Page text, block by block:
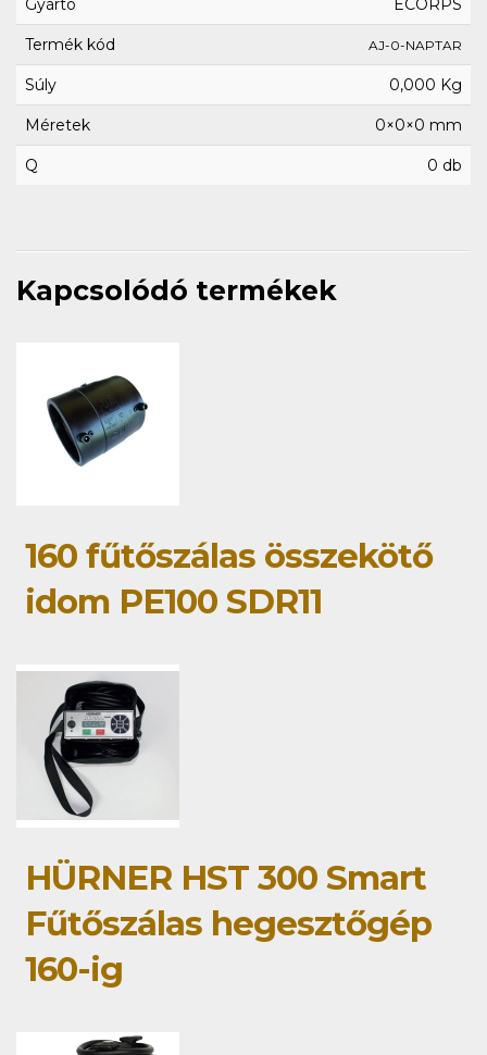
Gyártó ECORPS
Termék kód AJ-0-NAPTAR
Súly 0,000 Kg
Méretek 0×0×0 mm
Q 0 db
Kapcsolódó termékek
160 fűtőszálas összekötő
idom PE100 SDR11
HÜRNER HST 300 Smart
Fűtőszálas hegesztőgép
160-ig